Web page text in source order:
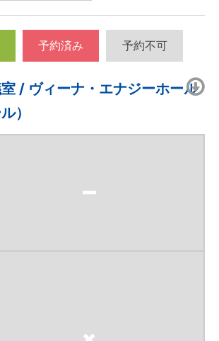
予約済み 予約不可
/ ヴィーナ・エナジーホール
）